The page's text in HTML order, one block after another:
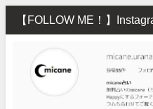
【FOLLOW ME！】